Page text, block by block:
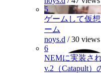
5
ゲームして仮
ーム
noys.d /30 views
6
NEMに実装さ
v.2（Catapult）